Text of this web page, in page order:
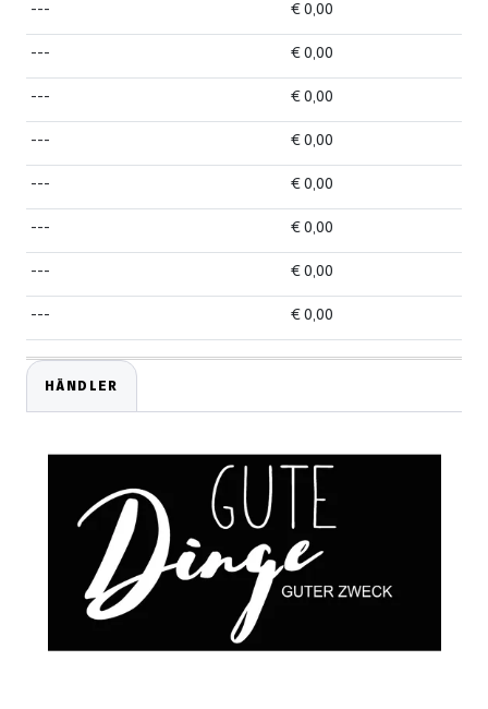
--- € 0,00
--- € 0,00
--- € 0,00
--- € 0,00
--- € 0,00
--- € 0,00
--- € 0,00
--- € 0,00
HÄNDLER